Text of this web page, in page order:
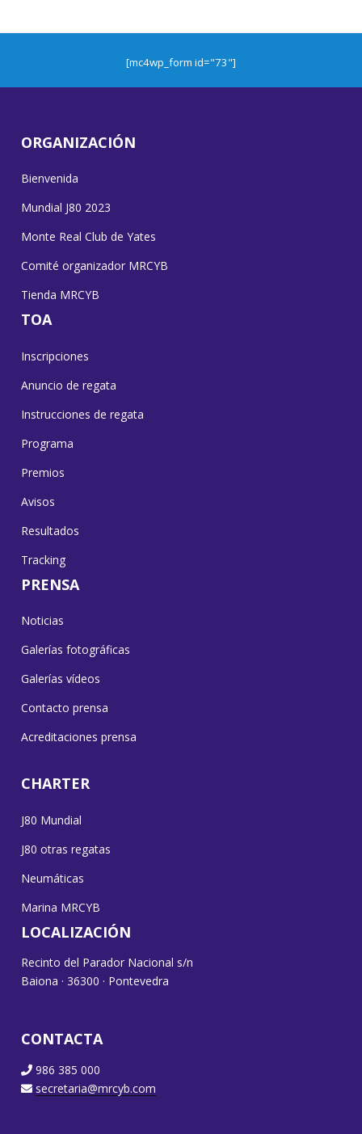
[mc4wp_form id="73"]
ORGANIZACIÓN
Bienvenida
Mundial J80 2023
Monte Real Club de Yates
Comité organizador MRCYB
Tienda MRCYB
TOA
Inscripciones
Anuncio de regata
Instrucciones de regata
Programa
Premios
Avisos
Resultados
Tracking
PRENSA
Noticias
Galerías fotográficas
Galerías vídeos
Contacto prensa
Acreditaciones prensa
CHARTER
J80 Mundial
J80 otras regatas
Neumáticas
Marina MRCYB
LOCALIZACIÓN
Recinto del Parador Nacional s/n
Baiona · 36300 · Pontevedra
CONTACTA
986 385 000
secretaria@mrcyb.com